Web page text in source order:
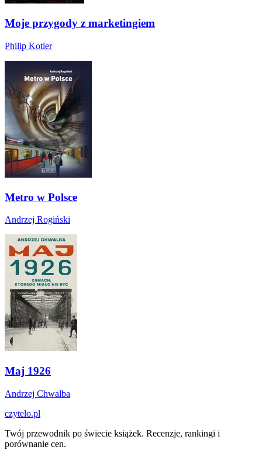
Moje przygody z marketingiem
Philip Kotler
Metro w Polsce
Andrzej Rogiński
Maj 1926
Andrzej Chwalba
czytelo.pl
Twój przewodnik po świecie książek. Recenzje, rankingi i
porównanie cen.